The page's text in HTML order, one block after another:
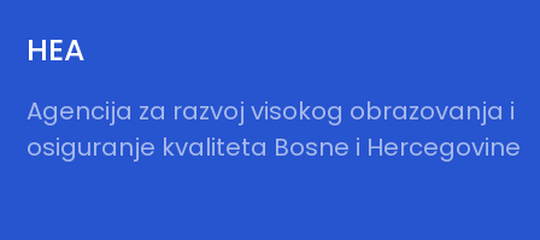
HEA
Agencija za razvoj visokog obrazovanja i
osiguranje kvaliteta Bosne i Hercegovine